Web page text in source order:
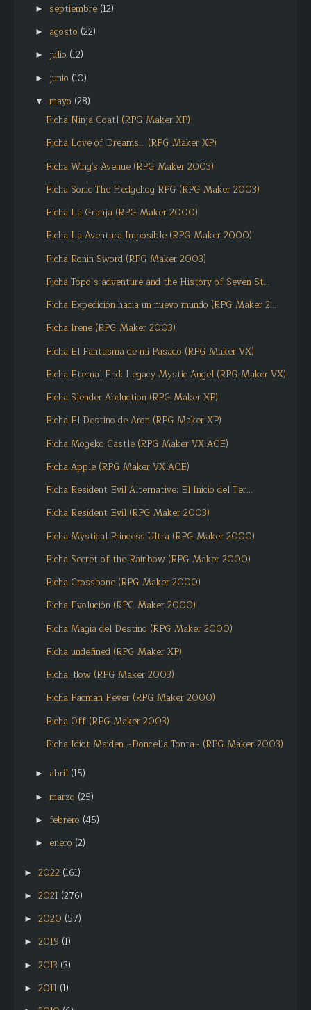
► septiembre (12)
► agosto (22)
► julio (12)
► junio (10)
▼ mayo (28)
Ficha Ninja Coatl (RPG Maker XP)
Ficha Love of Dreams... (RPG Maker XP)
Ficha Wing's Avenue (RPG Maker 2003)
Ficha Sonic The Hedgehog RPG (RPG Maker 2003)
Ficha La Granja (RPG Maker 2000)
Ficha La Aventura Imposible (RPG Maker 2000)
Ficha Ronin Sword (RPG Maker 2003)
Ficha Topo`s adventure and the History of Seven St...
Ficha Expedición hacia un nuevo mundo (RPG Maker 2...
Ficha Irene (RPG Maker 2003)
Ficha El Fantasma de mi Pasado (RPG Maker VX)
Ficha Eternal End: Legacy Mystic Angel (RPG Maker VX)
Ficha Slender Abduction (RPG Maker XP)
Ficha El Destino de Aron (RPG Maker XP)
Ficha Mogeko Castle (RPG Maker VX ACE)
Ficha Apple (RPG Maker VX ACE)
Ficha Resident Evil Alternative: El Inicio del Ter...
Ficha Resident Evil (RPG Maker 2003)
Ficha Mystical Princess Ultra (RPG Maker 2000)
Ficha Secret of the Rainbow (RPG Maker 2000)
Ficha Crossbone (RPG Maker 2000)
Ficha Evolución (RPG Maker 2000)
Ficha Magia del Destino (RPG Maker 2000)
Ficha undefined (RPG Maker XP)
Ficha .flow (RPG Maker 2003)
Ficha Pacman Fever (RPG Maker 2000)
Ficha Off (RPG Maker 2003)
Ficha Idiot Maiden ~Doncella Tonta~ (RPG Maker 2003)
► abril (15)
► marzo (25)
► febrero (45)
► enero (2)
► 2022 (161)
► 2021 (276)
► 2020 (57)
► 2019 (1)
► 2013 (3)
► 2011 (1)